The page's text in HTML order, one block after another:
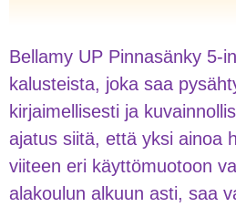
Bellamy UP Pinnasänky 5-
kalusteista, joka saa
kirjaimellisesti ja
ajatus siitä, että yksi ainoa
viiteen eri käyttömuotoon
alakoulun alkuun asti, saa